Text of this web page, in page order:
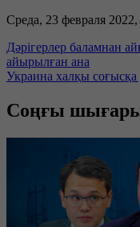
Среда, 23 февраля
Дәрігерлер баламнан
айырылған ана
Украина халқы
Соңғы